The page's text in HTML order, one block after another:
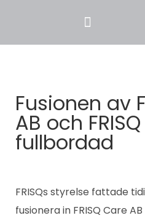
Fusionen av
AB och
fullbordad
FRISQs styrelse fattade
fusionera in FRISQ Care